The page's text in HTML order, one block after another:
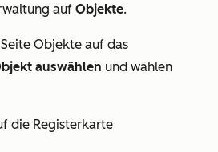
auf Objekte.
Objekte auf das
auswählen und wählen
die Registerkarte